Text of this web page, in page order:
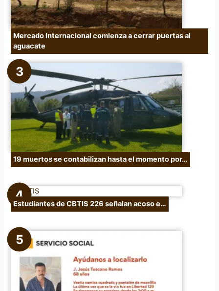
Mercado internacional comienza a cerrar puertas al
aguacate
19 muertos se contabilizan hasta el momento por…
Estudiantes de CBTIS 226 señalan acoso e…